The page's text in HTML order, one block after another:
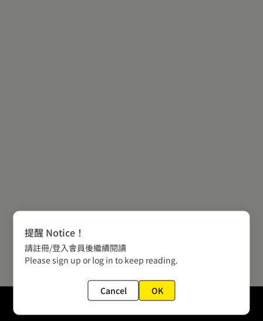
提醒 Notice！
請註冊/登入會員後繼續閱讀
Please sign up or log in to keep reading.
Cancel OK